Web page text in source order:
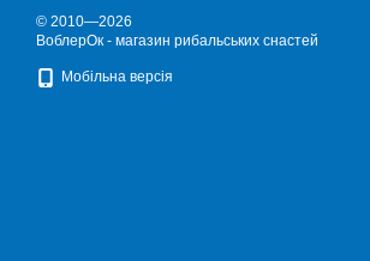
© 2010—2026
ВоблерОк - магазин рибальських снастей
Мобільна версія